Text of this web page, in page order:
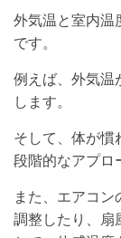
外気温と室内温
です。
例えば、外気温
します。
そして、体が慣
段階的なアプロ
また、エアコ
調整したり、扇